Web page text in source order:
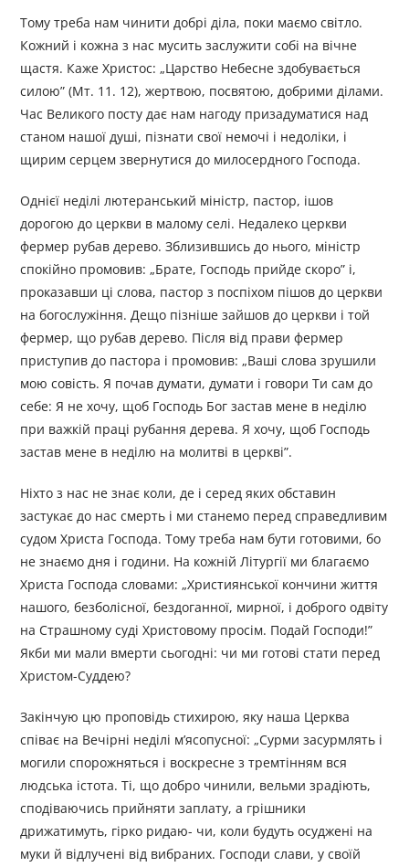
Тому треба нам чинити добрі діла, поки маємо світло.
Кожний і кожна з нас мусить заслужити собі на вічне
щастя. Каже Христос: „Царство Небесне здобувається
силою” (Мт. 11. 12), жертвою, посвятою, добрими ділами.
Час Великого посту дає нам нагоду призадуматися над
станом нашої душі, пізнати свої немочі і недоліки, і
щирим серцем звернутися до милосердного Господа.
Однієї неділі лютеранський міністр, пастор, ішов
дорогою до церкви в малому селі. Недалеко церкви
фермер рубав дерево. Зблизившись до нього, міністр
спокійно промовив: „Брате, Господь прийде скоро” і,
проказавши ці слова, пастор з поспіхом пішов до церкви
на богослужіння. Дещо пізніше зайшов до церкви і той
фермер, що рубав дерево. Після від прави фермер
приступив до пастора і промовив: „Ваші слова зрушили
мою совість. Я почав думати, думати і говори Ти сам до
себе: Я не хочу, щоб Господь Бог застав мене в неділю
при важкій праці рубання дерева. Я хочу, щоб Господь
застав мене в неділю на молитві в церкві”.
Ніхто з нас не знає коли, де і серед яких обставин
застукає до нас смерть і ми станемо перед справедливим
судом Христа Господа. Тому треба нам бути готовими, бо
не знаємо дня і години. На кожній Літургії ми благаємо
Христа Господа словами: „Християнської кончини життя
нашого, безболісної, бездоганної, мирної, і доброго одвіту
на Страшному суді Христовому просім. Подай Господи!”
Якби ми мали вмерти сьогодні: чи ми готові стати перед
Христом-Суддею?
Закінчую цю проповідь стихирою, яку наша Церква
співає на Вечірні неділі м’ясопусної: „Сурми засурмлять і
могили спорожняться і воскресне з тремтінням вся
людська істота. Ті, що добро чинили, вельми зрадіють,
сподіваючись прийняти заплату, а грішники
дрижатимуть, гірко ридаю- чи, коли будуть осуджені на
муки й відлучені від вибраних. Господи слави, у своїй